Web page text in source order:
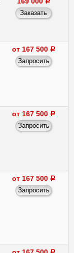
от 167 500 a
от 167 500 a
от 167 500 a